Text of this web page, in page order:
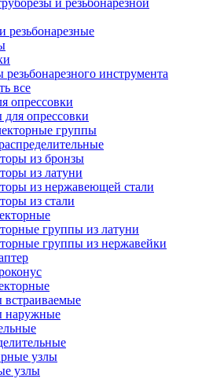
и резьбонарезной
резьбонарезные
инструмента
все
опрессовки
опрессовки
группы
из бронзы
из латуни
из нержавеющей стали
из стали
группы из латуни
группы из нержавейки
узлы
узлы